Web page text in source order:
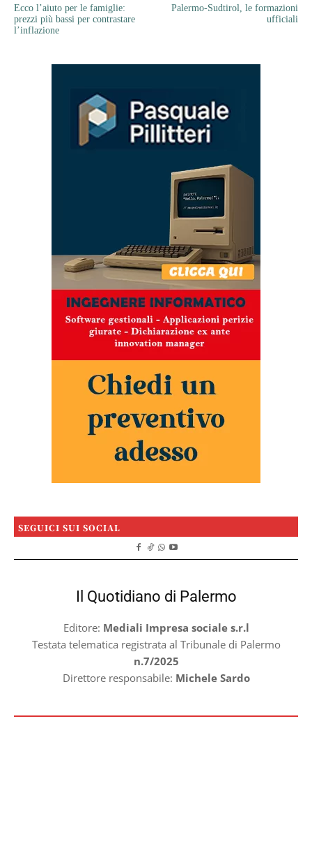
Ecco l’aiuto per le famiglie:
prezzi più bassi per contrastare
l’inflazione
Palermo-Sudtirol, le formazioni
ufficiali
SEGUICI SUI SOCIAL
Il Quotidiano di Palermo
Editore: Mediali Impresa sociale s.r.l
Testata telematica registrata al Tribunale di Palermo
n.7/2025
Direttore responsabile: Michele Sardo